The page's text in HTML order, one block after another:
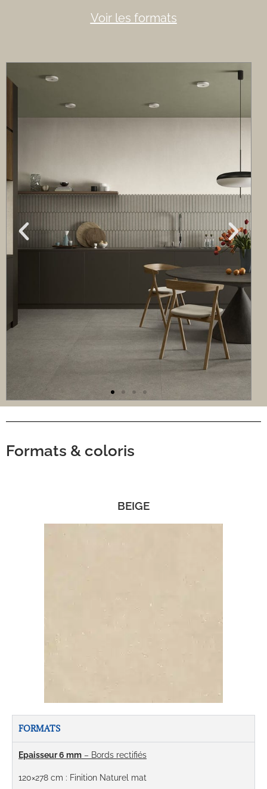
Voir les formats
Formats & coloris
BEIGE
FORMATS
Epaisseur 6 mm – Bords rectifiés
120×278 cm : Finition Naturel mat